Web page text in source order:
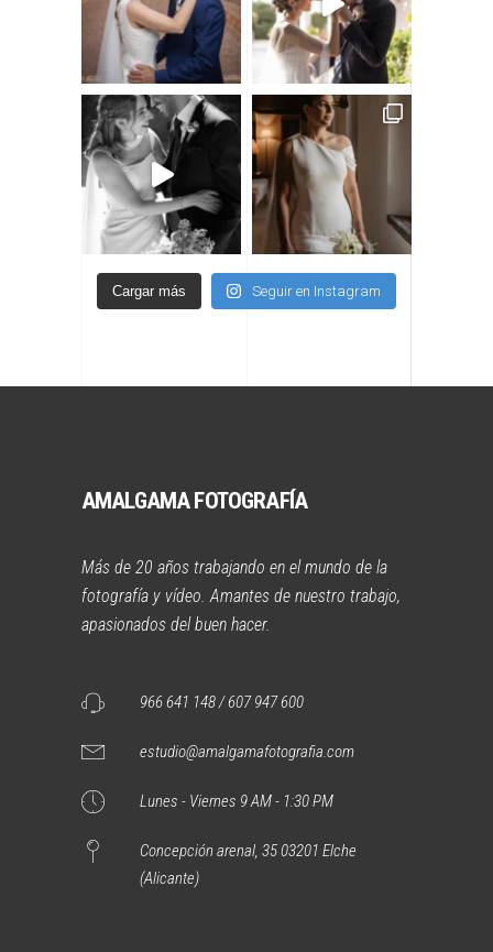
Cargar más Seguir en Instagram
AMALGAMA FOTOGRAFÍA
Más de 20 años trabajando en el mundo de la
fotografía y vídeo. Amantes de nuestro trabajo,
apasionados del buen hacer.
966 641 148 / 607 947 600
estudio@amalgamafotografia.com
Lunes - Viernes 9 AM - 1:30 PM
Concepción arenal, 35 03201 Elche
(Alicante)